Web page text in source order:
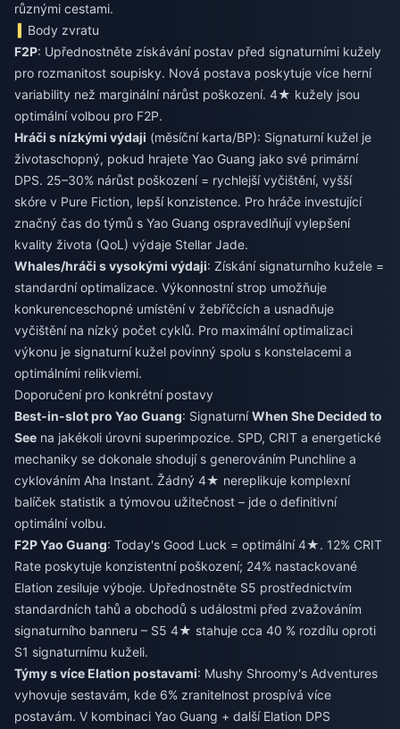
různými cestami.
Body zvratu
F2P: Upřednostněte získávání postav před signaturními kužely
pro rozmanitost soupisky. Nová postava poskytuje více herní
variability než marginální nárůst poškození. 4★ kužely jsou
optimální volbou pro F2P.
Hráči s nízkými výdaji (měsíční karta/BP): Signaturní kužel je
životaschopný, pokud hrajete Yao Guang jako své primární
DPS. 25–30% nárůst poškození = rychlejší vyčištění, vyšší
skóre v Pure Fiction, lepší konzistence. Pro hráče investující
značný čas do týmů s Yao Guang ospravedlňují vylepšení
kvality života (QoL) výdaje Stellar Jade.
Whales/hráči s vysokými výdaji: Získání signaturního kužele =
standardní optimalizace. Výkonnostní strop umožňuje
konkurenceschopné umístění v žebříčcích a usnadňuje
vyčištění na nízký počet cyklů. Pro maximální optimalizaci
výkonu je signaturní kužel povinný spolu s konstelacemi a
optimálními relikviemi.
Doporučení pro konkrétní postavy
Best-in-slot pro Yao Guang: SignaturníWhen She Decided to
See na jakékoli úrovni superimpozice. SPD, CRIT a energetické
mechaniky se dokonale shodují s generováním Punchline a
cyklováním Aha Instant. Žádný 4★ nereplikuje komplexní
balíček statistik a týmovou užitečnost – jde o definitivní
optimální volbu.
F2P Yao Guang: Today's Good Luck = optimální 4★. 12% CRIT
Rate poskytuje konzistentní poškození; 24% nastackované
Elation zesiluje výboje. Upřednostněte S5 prostřednictvím
standardních tahů a obchodů s událostmi před zvažováním
signaturního banneru – S5 4★ stahuje cca 40 % rozdílu oproti
S1 signaturnímu kuželi.
Týmy s více Elation postavami: Mushy Shroomy's Adventures
vyhovuje sestavám, kde 6% zranitelnost prospívá více
postavám. V kombinaci Yao Guang + další Elation DPS